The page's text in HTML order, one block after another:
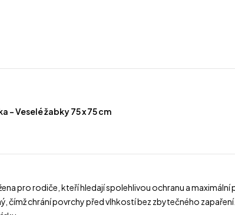
– Veselé žabky 75 x 75 cm
pro rodiče, kteří hledají spolehlivou ochranu a
čímž chrání povrchy před vlhkostí bez zbytečného